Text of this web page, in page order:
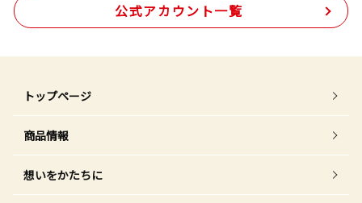
公式アカウント一覧
トップページ
商品情報
想いをかたちに